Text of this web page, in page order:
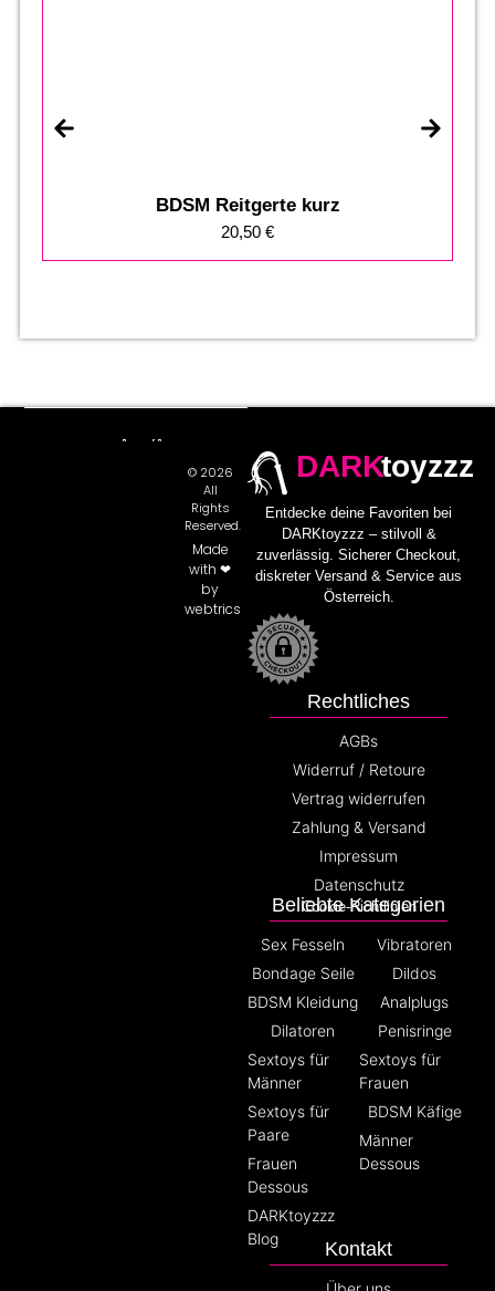
BDSM Reitgerte kurz
20,50 €
DARKtoyzzz
Entdecke deine Favoriten bei
DARKtoyzzz – stilvoll &
zuverlässig. Sicherer Checkout,
diskreter Versand & Service aus
Österreich.
Beliebte Kategorien
Sex Fesseln
Bondage Seile
BDSM Kleidung
Dilatoren
Sextoys für
Männer
Sextoys für
Paare
Frauen
Dessous
DARKtoyzzz
Blog
Vibratoren
Dildos
Analplugs
Penisringe
Sextoys für
Frauen
BDSM Käfige
Männer
Dessous
Rechtliches
AGBs
Widerruf / Retoure
Vertrag widerrufen
Zahlung & Versand
Impressum
Datenschutz
Cookie-Richtlinien
Kontakt
© 2026
All
Rights
Reserved.
Made
with ❤
by
webtrics